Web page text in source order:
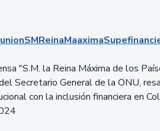
"S.M. la Reina Máxima de los
Secretario General de la ONU,
con la inclusión financiera en